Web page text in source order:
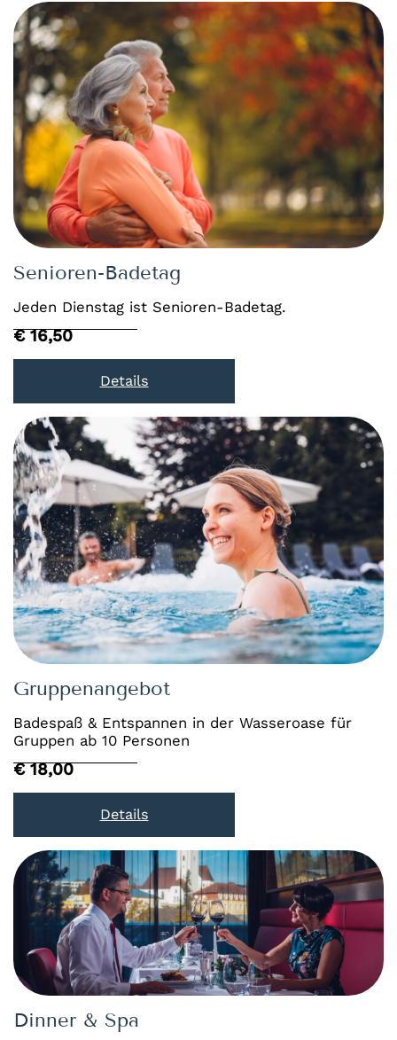
Senioren-Badetag
Jeden Dienstag ist Senioren-Badetag.
€ 16,50
Details
Gruppenangebot
Badespaß & Entspannen in der Wasseroase für
Gruppen ab 10 Personen
€ 18,00
Details
Dinner & Spa